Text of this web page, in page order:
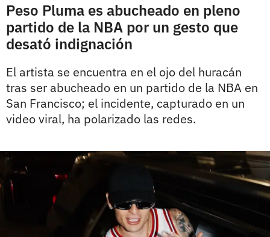
Peso Pluma es abucheado en pleno
partido de la NBA por un gesto que
desató indignación
El artista se encuentra en el ojo del huracán
tras ser abucheado en un partido de la NBA en
San Francisco; el incidente, capturado en un
video viral, ha polarizado las redes.